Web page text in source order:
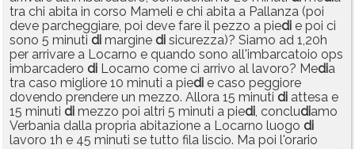
tra chi abita in corso Mameli e chi abita a Pallanza (poi
deve parcheggiare, poi deve fare il pezzo a piedi e poi ci
sono 5 minuti di margine di sicurezza)? Siamo ad 1,20h
per arrivare a Locarno e quando sono all'imbarcatoio ops
imbarcadero di Locarno come ci arrivo al lavoro? Media
tra caso migliore 10 minuti a piedi e caso peggiore
dovendo prendere un mezzo. Allora 15 minuti di attesa e
15 minuti di mezzo poi altri 5 minuti a piedi, concludiamo
Verbania dalla propria abitazione a Locarno luogo di
lavoro 1h e 45 minuti se tutto fila liscio. Ma poi l'orario